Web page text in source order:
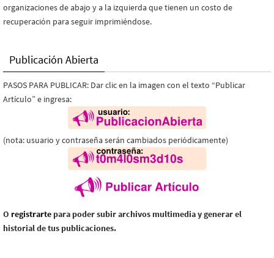
organizaciones de abajo y a la izquierda que tienen un costo de
recuperación para seguir imprimiéndose.
Publicación Abierta
PASOS PARA PUBLICAR: Dar clic en la imagen con el texto “Publicar
Artículo” e ingresa:
(nota: usuario y contraseña serán cambiados periódicamente)
O registrarte para poder subir archivos multimedia y generar el
historial de tus publicaciones.